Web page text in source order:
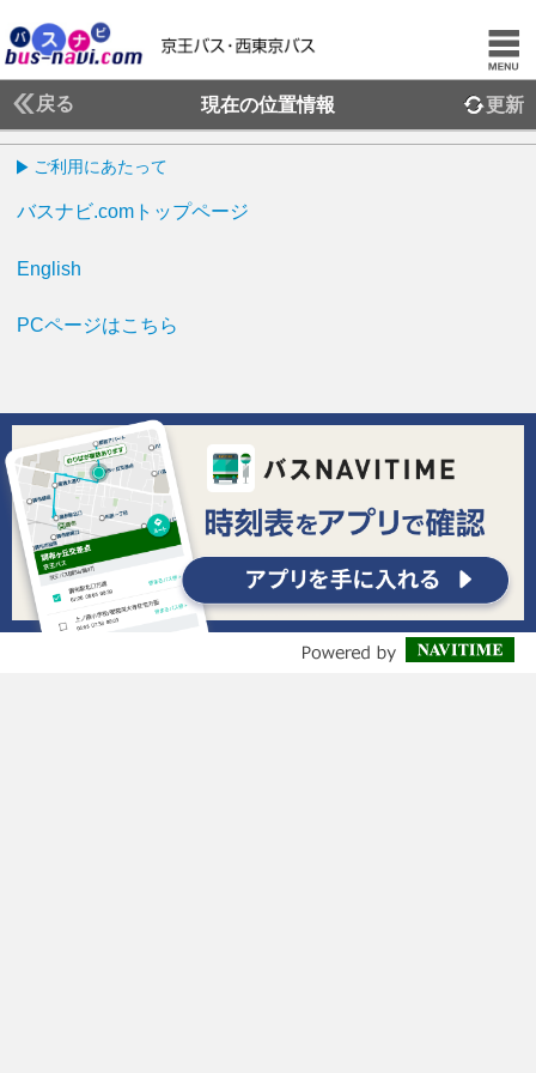
戻る 現在の位置情報 更新
ご利用にあたって
バスナビ.comトップページ
English
PCページはこちら